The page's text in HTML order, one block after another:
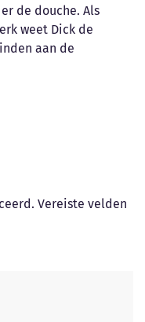
de douche. Als
weet Dick de
aan de
Vereiste velden